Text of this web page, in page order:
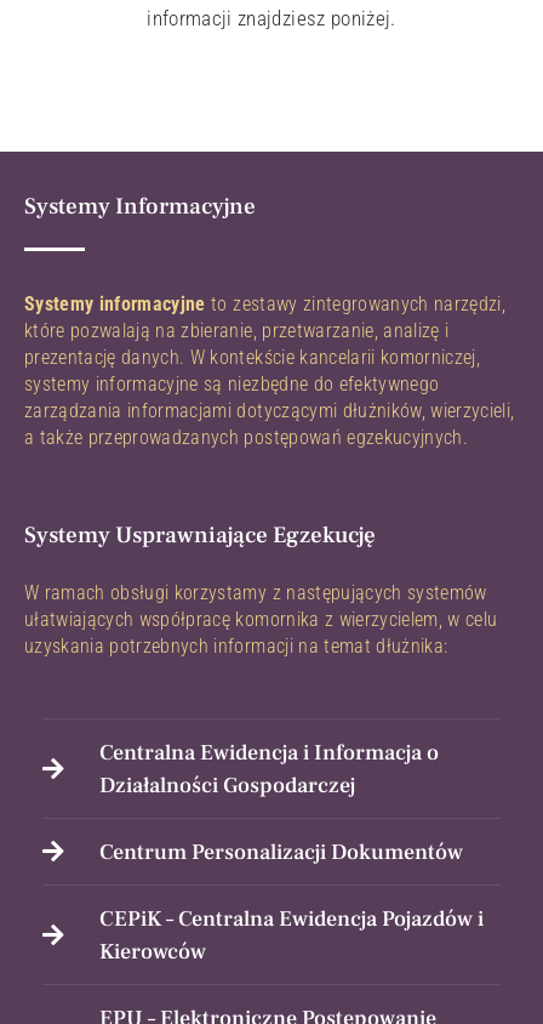
informacji znajdziesz poniżej.
Systemy Informacyjne
Systemy informacyjne to zestawy zintegrowanych narzędzi,
które pozwalają na zbieranie, przetwarzanie, analizę i
prezentację danych. W kontekście kancelarii komorniczej,
systemy informacyjne są niezbędne do efektywnego
zarządzania informacjami dotyczącymi dłużników, wierzycieli,
a także przeprowadzanych postępowań egzekucyjnych.
Systemy Usprawniające Egzekucję
W ramach obsługi korzystamy z następujących systemów
ułatwiających współpracę komornika z wierzycielem, w celu
uzyskania potrzebnych informacji na temat dłużnika:
Centralna Ewidencja i Informacja o
Działalności Gospodarczej
Centrum Personalizacji Dokumentów
CEPiK – Centralna Ewidencja Pojazdów i
Kierowców
EPU – Elektroniczne Postępowanie